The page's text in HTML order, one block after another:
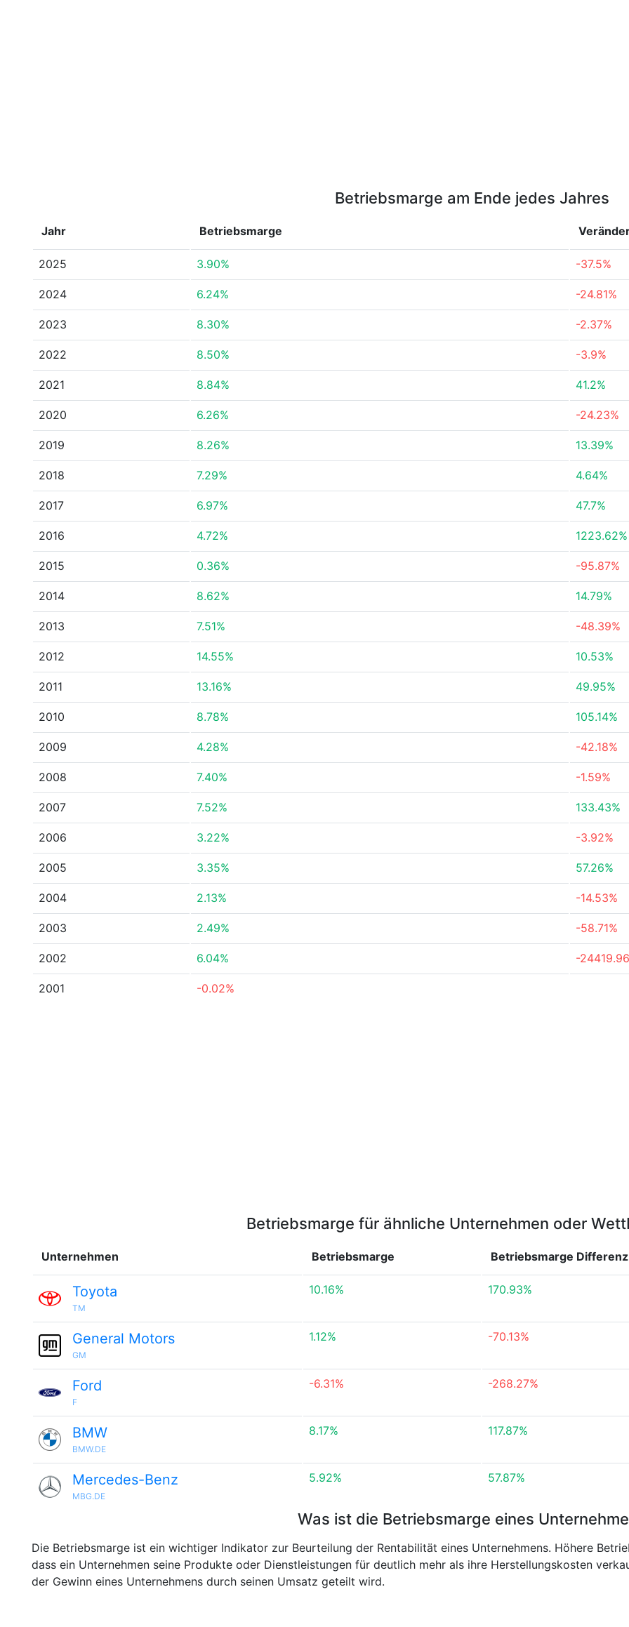
Betriebsmarge am Ende jedes Jahres
Jahr Betriebsmarge
2025 3.90% -37.5%
2024 6.24% -24.81%
2023 8.30% -2.37%
2022 8.50% -3.9%
2021 8.84% 41.2%
2020 6.26% -24.23%
2019 8.26% 13.39%
2018 7.29% 4.64%
2017 6.97% 47.7%
2016 4.72% 1223.62%
2015 0.36% -95.87%
2014 8.62% 14.79%
2013 7.51% -48.39%
2012 14.55% 10.53%
2011 13.16% 49.95%
2010 8.78% 105.14%
2009 4.28% -42.18%
2008 7.40% -1.59%
2007 7.52% 133.43%
2006 3.22% -3.92%
2005 3.35% 57.26%
2004 2.13% -14.53%
2003 2.49% -58.71%
2002 6.04% -
2001 -0.02%
Betriebsmarge für ähnliche Unternehmen oder
Unternehmen Betriebsmarge Betriebsmarge Differenz
Toyota
TM
10.16% 170.93%
General Motors
GM
1.12% -70.13%
Ford
F
-6.31% -268.27%
BMW
BMW.DE
8.17% 117.87%
Mercedes-Benz
MBG.DE
5.92% 57.87%
Was ist die Betriebsmarge eines
Die Betriebsmarge ist ein wichtiger Indikator zur Beurteilung der Rentabilität eines Unternehmens. Höhere
dass ein Unternehmen seine Produkte oder Dienstleistungen für deutlich mehr als ihre Herstellungskosten
der Gewinn eines Unternehmens durch seinen Umsatz geteilt wird.